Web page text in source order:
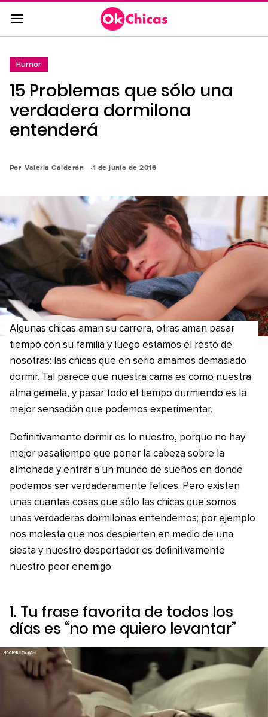
Saltar
al
contenido
la
navegación
principal
Humor
15 Problemas que sólo una
verdadera dormilona
entenderá
Por Valeria Calderón 1 de junio de 2016
Algunas chicas aman su carrera, otras aman pasar
tiempo con su familia y luego estamos el resto de
nosotras: las chicas que en serio amamos demasiado
dormir. Tal parece que nuestra cama es como nuestra
alma gemela, y pasar todo el tiempo durmiendo es la
mejor sensación que podemos experimentar.
Definitivamente dormir es lo nuestro, porque no hay
mejor pasatiempo que poner la cabeza sobre la
almohada y entrar a un mundo de sueños en donde
podemos ser verdaderamente felices. Pero existen
unas cuantas cosas que sólo las chicas que somos
unas verdaderas dormilonas entendemos; por ejemplo
nos molesta que nos despierten en medio de una
siesta y nuestro despertador es definitivamente
nuestro peor enemigo.
1. Tu frase favorita de todos los
días es “no me quiero levantar”